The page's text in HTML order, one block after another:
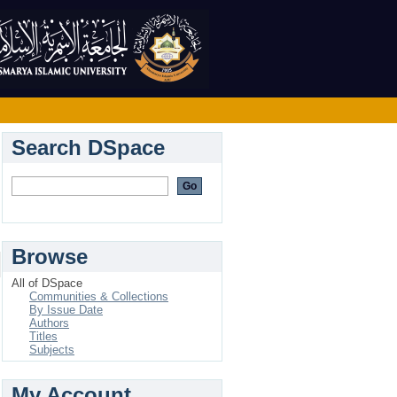
Search DSpace
Browse
All of DSpace
Communities & Collections
By Issue Date
Authors
Titles
Subjects